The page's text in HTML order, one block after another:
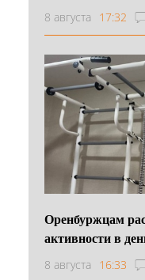
8 августа 17:32
Оренбуржцам
активности в
8 августа 16:33